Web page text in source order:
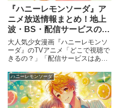
『ハニーレモンソーダ』ア
ニメ放送情報まとめ！地上
波・BS・配信サービスの視
聴方法
大人気少女漫画『ハニーレモンソ
ーダ』のTVアニメ「どこで視聴で
きるの？」「配信サービスはあ
上波・BS・CSの放送情報や配信
サービスをまとめました。
ハニーレモンソーダ